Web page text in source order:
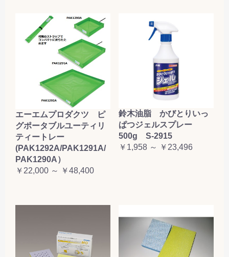
エーエムプロダクツ ピ
グポータブルユーティリ
ティートレー
(PAK1292A/PAK1291A/
PAK1290A）
￥22,000 ～ ￥48,400
鈴木油脂 かびとりいっ
ぱつジェルスプレー
500g S-2915
￥1,958 ～ ￥23,496